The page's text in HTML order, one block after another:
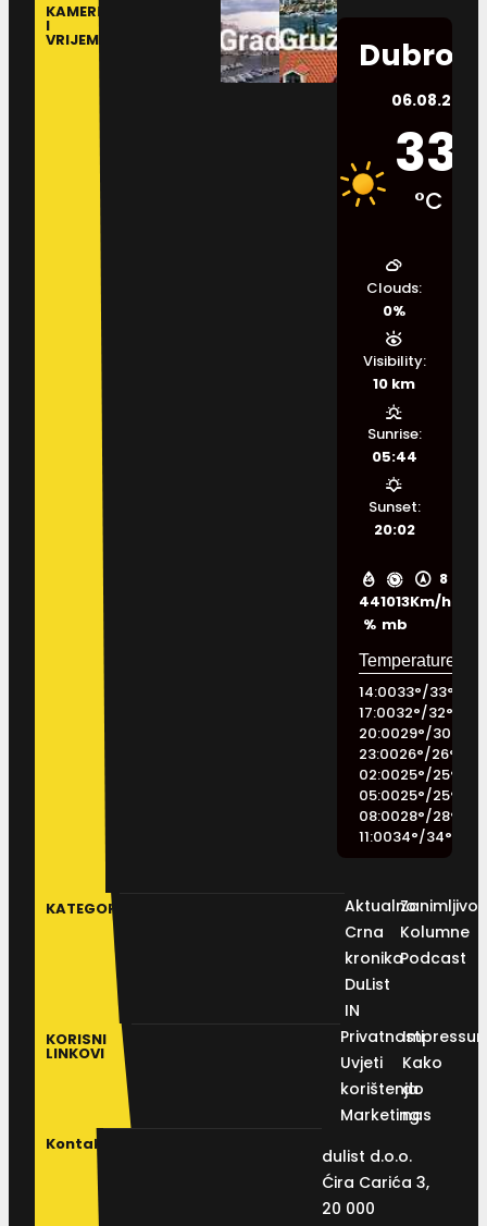
KAMERE
I
VRIJEME
06.08.2026.
33
°C
44
%
1013
mb
8
Km/h
Clouds:
0%
Visibility:
10 km
Sunrise:
05:44
Sunset:
20:02
14:0033°/33°
17:0032°/32°
20:0029°/30
23:0026°/26°
02:0025°/25°
05:0025°/25°
08:0028°/28°
11:0034°/34°
KATEGORIJE
Aktualno
Crna
kronika
DuList
IN
Kolumne
Podcast
KORISNI
LINKOVI
Privatnosti
Uvjeti
korištenja
Marketing
Kako
do
nas
Kontakt
dulist d.o.o.
Ćira Carića 3,
20 000